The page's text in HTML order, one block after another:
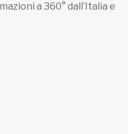
a 360° dall’Italia e